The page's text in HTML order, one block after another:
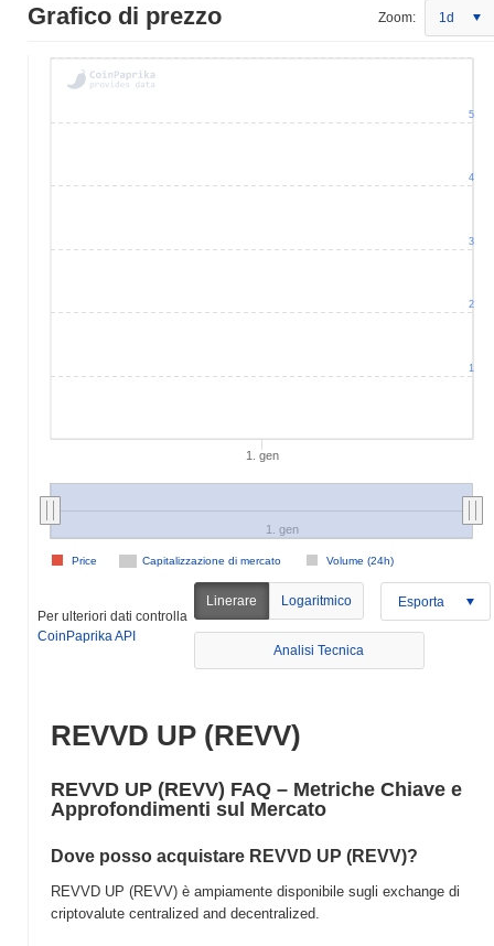
Grafico di prezzo Zoom: 1d
1. gen
Capitalizzazione di mercato Volume (24h)
Price
1. gen
1
2
3
4
5
Per ulteriori dati controlla
CoinPaprika API
Linerare Logaritmico Esporta
Analisi Tecnica
REVVD UP (REVV)
REVVD UP (REVV) FAQ – Metriche Chiave e
Approfondimenti sul Mercato
Dove posso acquistare REVVD UP (REVV)?
REVVD UP (REVV) è ampiamente disponibile sugli exchange di
criptovalute centralized and decentralized.